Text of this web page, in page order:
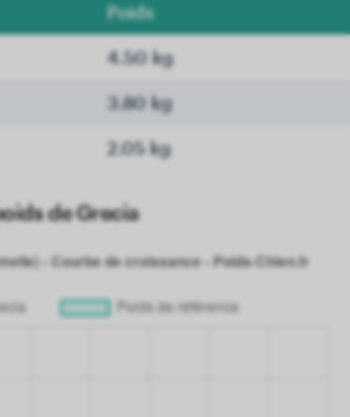
Poids
4.50 kg
3.80 kg
2.05 kg
de Grecia